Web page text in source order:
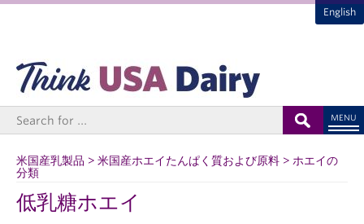
English
MENU
米国産乳製品 > 米国産ホエイたんぱく質および原料 > ホエイの
分類
低乳糖ホエイ